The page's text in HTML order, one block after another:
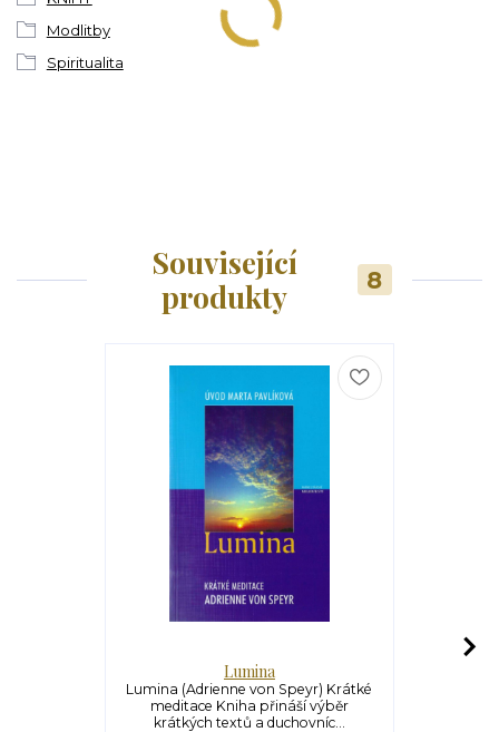
Modlitby
Spiritualita
Související
produkty
8
Lumina
Lumina (Adrienne von Speyr) Krátké
meditace Kniha přináší výběr
krátkých textů a duchovníc...